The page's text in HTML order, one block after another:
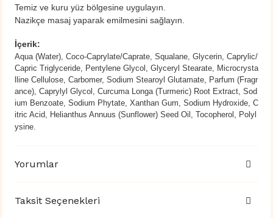
Temiz ve kuru yüz bölgesine uygulayın.
Nazikçe masaj yaparak emilmesini sağlayın.
İçerik:
Aqua (Water), Coco-Caprylate/Caprate, Squalane, Glycerin, Caprylic/
Capric Triglyceride, Pentylene Glycol, Glyceryl Stearate, Microcrysta
lline Cellulose, Carbomer, Sodium Stearoyl Glutamate, Parfum (Fragr
ance), Caprylyl Glycol, Curcuma Longa (Turmeric) Root Extract, Sod
ium Benzoate, Sodium Phytate, Xanthan Gum, Sodium Hydroxide, C
itric Acid, Helianthus Annuus (Sunflower) Seed Oil, Tocopherol, Polyl
ysine.
Yorumlar
Taksit Seçenekleri